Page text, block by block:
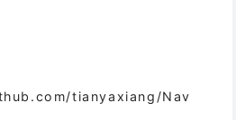
tianyaxiang/Nav